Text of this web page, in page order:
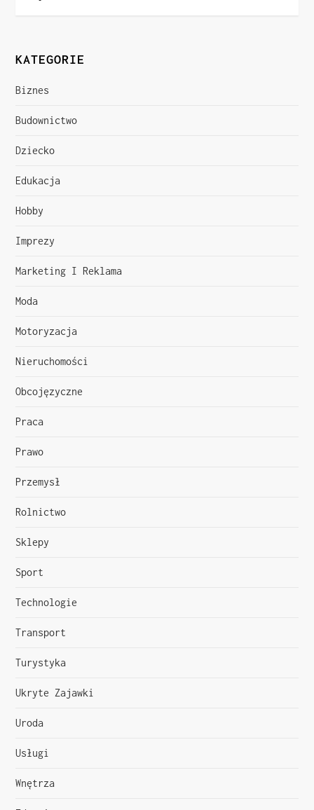
g
a
c
j
a
w
p
i
s
u
KATEGORIE
Biznes
Budownictwo
Dziecko
Edukacja
Hobby
Imprezy
Marketing I Reklama
Moda
Motoryzacja
Nieruchomości
Obcojęzyczne
Praca
Prawo
Przemysł
Rolnictwo
Sklepy
Sport
Technologie
Transport
Turystyka
Ukryte Zajawki
Uroda
Usługi
Wnętrza